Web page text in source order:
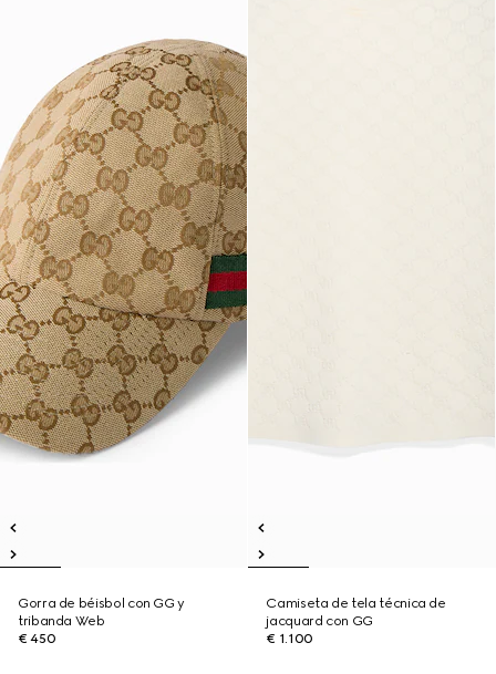
Gorra de béisbol con GG y
tribanda Web
€ 450
Camiseta de tela técnica de
jacquard con GG
€ 1.100